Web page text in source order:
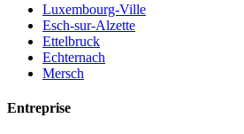
Luxembourg-Ville
Esch-sur-Alzette
Ettelbruck
Echternach
Mersch
Entreprise